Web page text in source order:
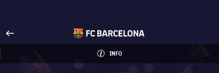
Visita FCBarcelona.es
arrow-right
fcbarcelona-with-name
INFO
INFORMACIÓN
INFO